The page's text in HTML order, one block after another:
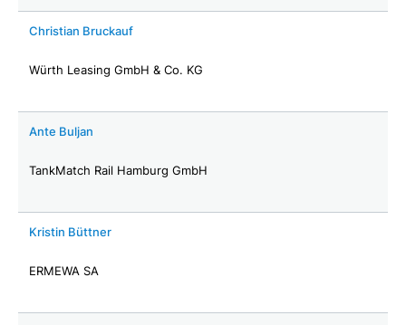
Christian Bruckauf
Würth Leasing GmbH & Co. KG
Ante Buljan
TankMatch Rail Hamburg GmbH
Kristin Büttner
ERMEWA SA